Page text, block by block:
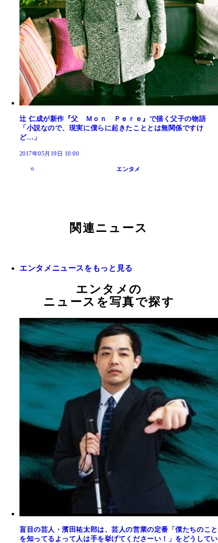
辻 仁成が新作『父 Ｍｏｎ Ｐｅｒｅ』で描く父子の物語
「小説なので、現実に僕らに起きたこととは無関係ですけ
ど…」
2017年05月19日 10:00
エンタメ
関連ニュース
エンタメニュースをもっと見る
エンタメの
ニュースを写真で探す
盲目の芸人・濱田祐太郎は、芸人の営業の定番「僕たちのこと
を知ってるよって人は手を挙げてくださーい！」をどうしてい